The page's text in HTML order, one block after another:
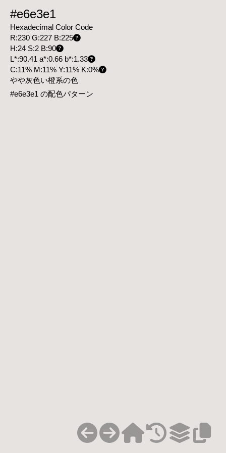
#e6e3e1
Hexadecimal Color Code
R:230 G:227 B:225
H:24 S:2 B:90
L*:90.41 a*:0.66 b*:1.33
C:11% M:11% Y:11% K:0%
やや灰色い橙系の色
#e6e3e1 の配色パターン